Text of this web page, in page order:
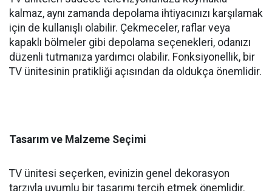
kalmaz, aynı zamanda depolama ihtiyacınızı karşılamak
için de kullanışlı olabilir. Çekmeceler, raflar veya
kapaklı bölmeler gibi depolama seçenekleri, odanızı
düzenli tutmanıza yardımcı olabilir. Fonksiyonellik, bir
TV ünitesinin pratikliği açısından da oldukça önemlidir.
Tasarım ve Malzeme Seçimi
TV ünitesi seçerken, evinizin genel dekorasyon
tarzıyla uyumlu bir tasarımı tercih etmek önemlidir.